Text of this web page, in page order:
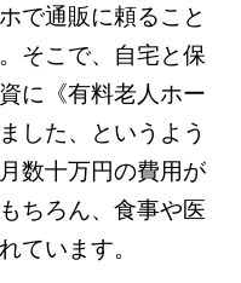
で通販に頼ること
そこで、自宅と保
に《有料老人ホー
した、というよう
数十万円の費用が
ちろん、食事や医
ています。